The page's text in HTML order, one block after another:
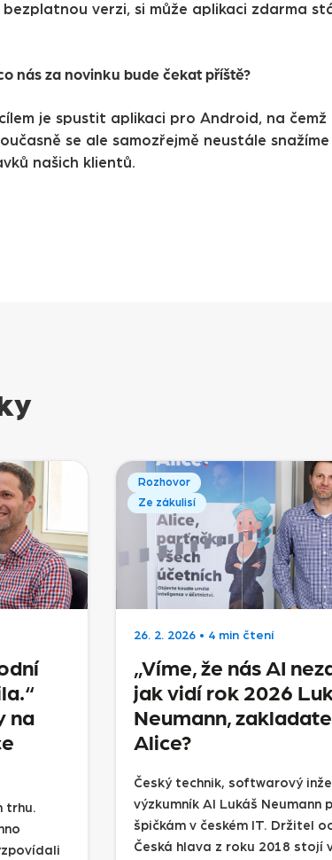
bezplatnou verzi, si může aplikaci zdarma
nás za novinku bude čekat příště?
cílem je spustit aplikaci pro Android, na
se ale samozřejmě neustále
našich klientů.
na
trhu.
Rozhovor
Ze zákulisí
26. 2. 2026 • 4 min čtení
„Víme, že nás AI
jak vidí rok 2026
Neumann,
Alice?
Český technik, softwarový
výzkumník AI Lukáš Neumann
špičkám v českém IT. Držitel
Česká hlava z roku 2018 stojí